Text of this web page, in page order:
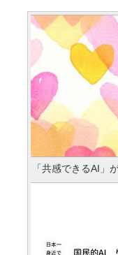
「共感できるAI」